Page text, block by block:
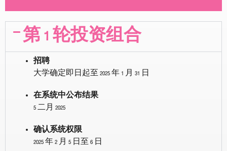
第 1 轮投资组合
招聘
大学确定即日起至 2025 年 1 月 31 日
在系统中公布结果
5 二月 2025
确认系统权限
2025 年 2 月 5 日至 6 日